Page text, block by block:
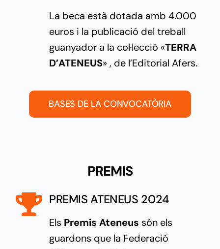
La beca està dotada amb 4.000
euros i la publicació del treball
guanyador a la col·lecció «TERRA
D’ATENEUS» , de l’Editorial Afers.
BASES DE LA CONVOCATÒRIA
PREMIS
PREMIS ATENEUS 2024
Els Premis Ateneus són els
guardons que la Federació